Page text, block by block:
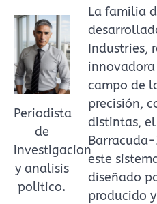
Periodista
de
investigacion
y analisis
politico.
La familia
Industries,
campo de
precisión,
distintas,
este
diseñado
producido